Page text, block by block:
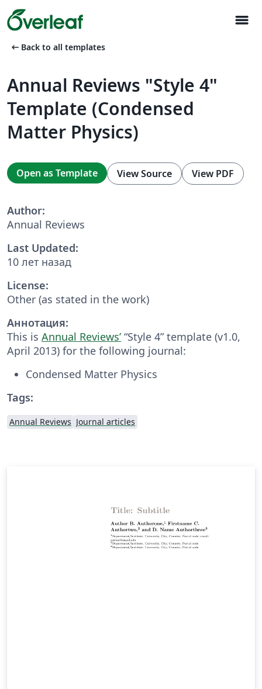
menu
arrow_left_alt Back to all templates
Annual Reviews "Style 4"
Template (Condensed
Matter Physics)
Open as Template View Source View PDF
Author:
Annual Reviews
Last Updated:
10 лет назад
License:
Other (as stated in the work)
Аннотация:
This is Annual Reviews’ “Style 4” template (v1.0,
April 2013) for the following journal:
Condensed Matter Physics
Tags:
Annual Reviews Journal articles